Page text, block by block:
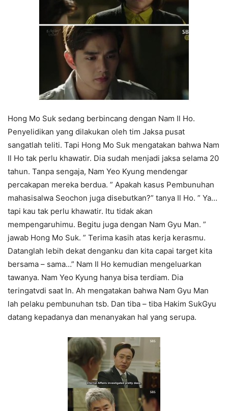
Hong Mo Suk sedang berbincang dengan Nam Il Ho.
Penyelidikan yang dilakukan oleh tim Jaksa pusat
sangatlah teliti. Tapi Hong Mo Suk mengatakan bahwa Nam
Il Ho tak perlu khawatir. Dia sudah menjadi jaksa selama 20
tahun. Tanpa sengaja, Nam Yeo Kyung mendengar
percakapan mereka berdua. ” Apakah kasus Pembunuhan
mahasisalwa Seochon juga disebutkan?” tanya Il Ho. ” Ya…
tapi kau tak perlu khawatir. Itu tidak akan
mempengaruhimu. Begitu juga dengan Nam Gyu Man. ”
jawab Hong Mo Suk. ” Terima kasih atas kerja kerasmu.
Datanglah lebih dekat denganku dan kita capai target kita
bersama – sama…” Nam Il Ho kemudian mengeluarkan
tawanya. Nam Yeo Kyung hanya bisa terdiam. Dia
teringatvdi saat In. Ah mengatakan bahwa Nam Gyu Man
lah pelaku pembunuhan tsb. Dan tiba – tiba Hakim SukGyu
datang kepadanya dan menanyakan hal yang serupa.